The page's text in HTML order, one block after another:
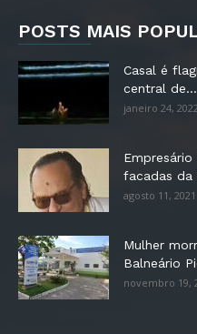
POSTS MAIS
Casal é
central de...
janeiro 24, 2022
facadas da
agosto 11, 2021
Mulher
Balneário
novembro 19,